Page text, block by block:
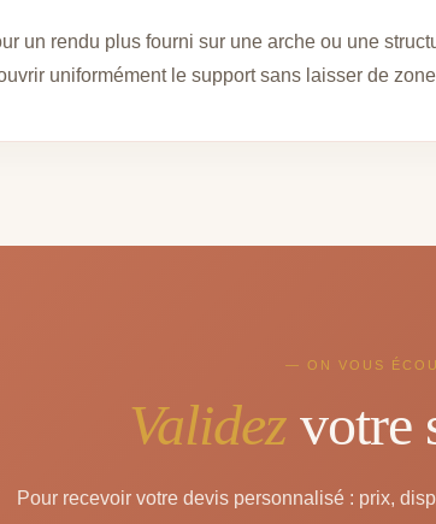
un rendu plus fourni sur une arche ou une
uniformément le support sans laisser de
— ON VOUS
Validez votre
Pour recevoir votre devis personnalisé : prix,